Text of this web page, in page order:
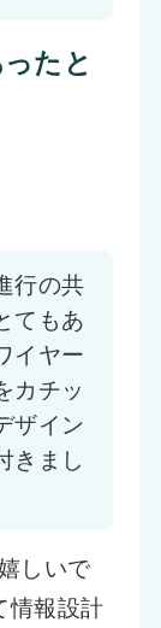
たと
行の共
てもあ
イヤー
カチッ
ザイン
きまし
しいで
情報設計